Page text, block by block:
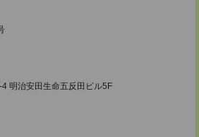
明治安田生命五反田ビル5F